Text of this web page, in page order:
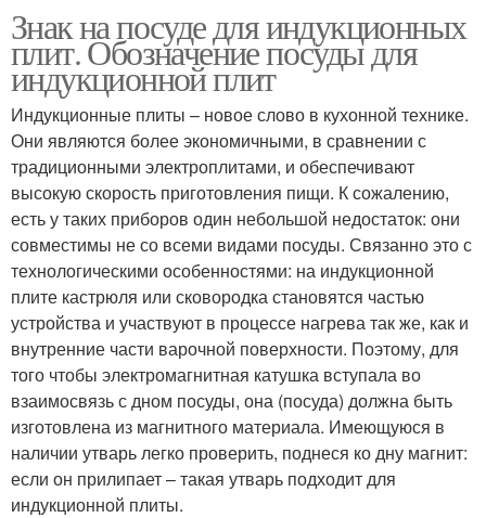
Знак на посуде для индукционных
плит. Обозначение посуды для
индукционной плит
Индукционные плиты – новое слово в кухонной технике.
Они являются более экономичными, в сравнении с
традиционными электроплитами, и обеспечивают
высокую скорость приготовления пищи. К сожалению,
есть у таких приборов один небольшой недостаток: они
совместимы не со всеми видами посуды. Связанно это с
технологическими особенностями: на индукционной
плите кастрюля или сковородка становятся частью
устройства и участвуют в процессе нагрева так же, как и
внутренние части варочной поверхности. Поэтому, для
того чтобы электромагнитная катушка вступала во
взаимосвязь с дном посуды, она (посуда) должна быть
изготовлена из магнитного материала. Имеющуюся в
наличии утварь легко проверить, поднеся ко дну магнит:
если он прилипает – такая утварь подходит для
индукционной плиты.